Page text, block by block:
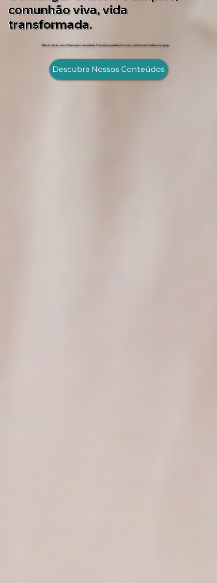
comunhão viva, vida
transformada.
Mais do que ler, viva a Palavra em comunidade. Conteúdos para transformar sua rotina, sua família e sua igreja.
Descubra Nossos Conteúdos